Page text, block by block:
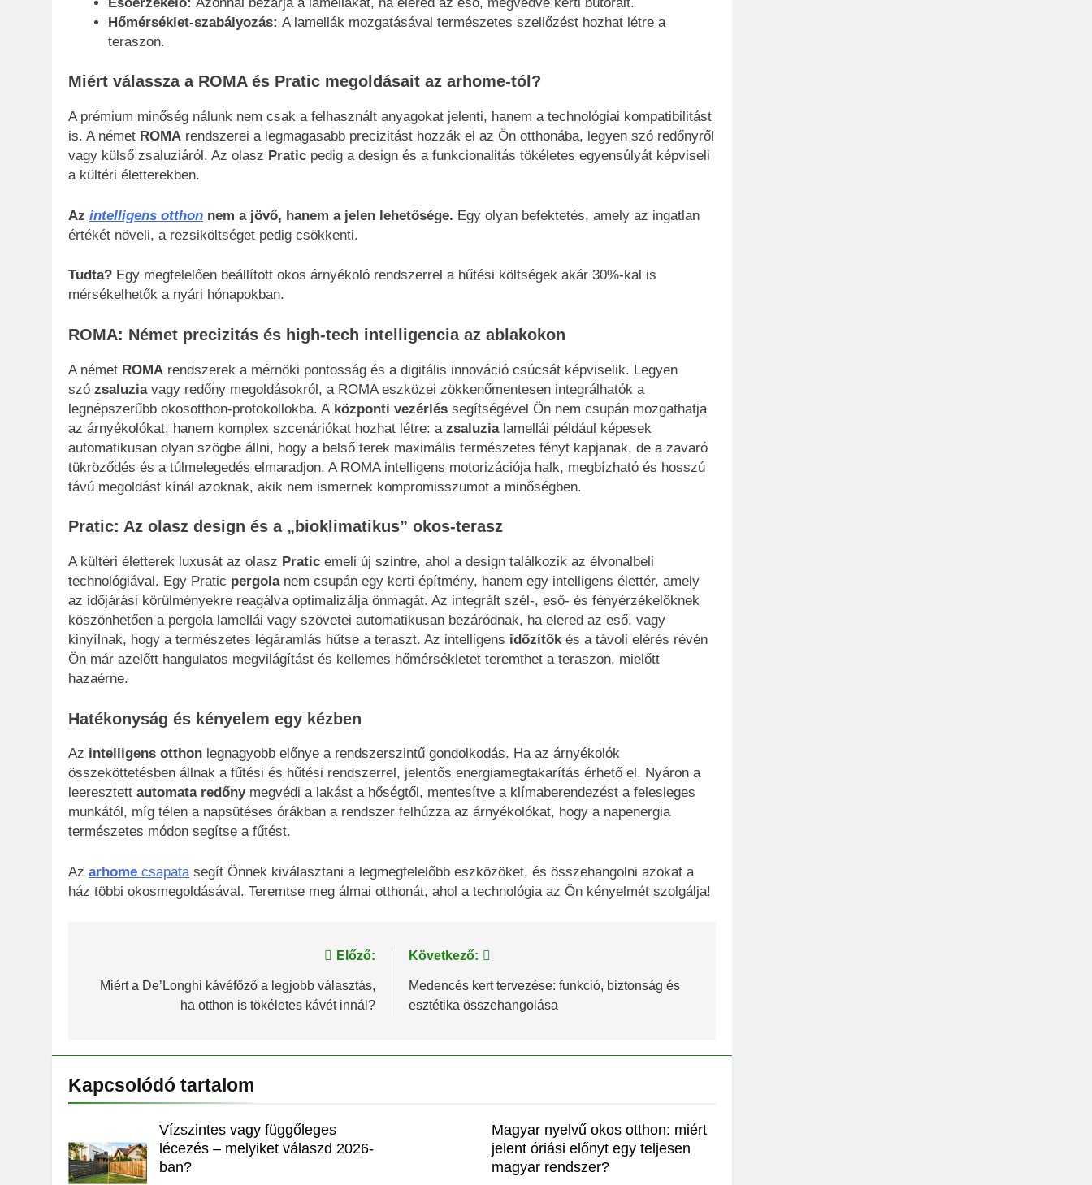
Hőmérséklet-szabályozás: A lamellák mozgatásával természetes szellőzést hozhat létre a
teraszon.
Miért válassza a ROMA és Pratic megoldásait az arhome-tól?
A prémium minőség nálunk nem csak a felhasznált anyagokat jelenti, hanem a technológiai kompatibilitást
is. A német ROMA rendszerei a legmagasabb precizitást hozzák el az Ön otthonába, legyen szó redőnyről
vagy külső zsaluziáról. Az olasz Pratic pedig a design és a funkcionalitás tökéletes egyensúlyát képviseli
a kültéri életterekben.
Az intelligens otthon nem a jövő, hanem a jelen lehetősége. Egy olyan befektetés, amely az ingatlan
értékét növeli, a rezsiköltséget pedig csökkenti.
Tudta? Egy megfelelően beállított okos árnyékoló rendszerrel a hűtési költségek akár 30%-kal is
mérsékelhetők a nyári hónapokban.
ROMA: Német precizitás és high-tech intelligencia az ablakokon
A német ROMA rendszerek a mérnöki pontosság és a digitális innováció csúcsát képviselik. Legyen
szó zsaluziavagy redőny megoldásokról, a ROMA eszközei zökkenőmentesen integrálhatók a
legnépszerűbb okosotthon-protokollokba. A központi vezérlés segítségével Ön nem csupán mozgathatja
az árnyékolókat, hanem komplex szcenáriókat hozhat létre: a zsaluzialamellái például képesek
automatikusan olyan szögbe állni, hogy a belső terek maximális természetes fényt kapjanak, de a zavaró
tükröződés és a túlmelegedés elmaradjon. A ROMA intelligens motorizációja halk, megbízható és hosszú
távú megoldást kínál azoknak, akik nem ismernek kompromisszumot a minőségben.
Pratic: Az olasz design és a „bioklimatikus” okos-terasz
A kültéri életterek luxusát az olasz Pratic emeli új szintre, ahol a design találkozik az élvonalbeli
technológiával. Egy Pratic pergolanem csupán egy kerti építmény, hanem egy intelligens élettér, amely
az időjárási körülményekre reagálva optimalizálja önmagát. Az integrált szél-, eső- és fényérzékelőknek
köszönhetően a pergola lamellái vagy szövetei automatikusan bezáródnak, ha elered az eső, vagy
kinyílnak, hogy a természetes légáramlás hűtse a teraszt. Az intelligens időzítőkés a távoli elérés révén
Ön már azelőtt hangulatos megvilágítást és kellemes hőmérsékletet teremthet a teraszon, mielőtt
hazaérne.
Hatékonyság és kényelem egy kézben
Az intelligens otthon legnagyobb előnye a rendszerszintű gondolkodás. Ha az árnyékolók
összeköttetésben állnak a fűtési és hűtési rendszerrel, jelentős energiamegtakarítás érhető el. Nyáron a
leeresztett automata redőnymegvédi a lakást a hőségtől, mentesítve a klímaberendezést a felesleges
munkától, míg télen a napsütéses órákban a rendszer felhúzza az árnyékolókat, hogy a napenergia
természetes módon segítse a fűtést.
Az arhome csapatasegít Önnek kiválasztani a legmegfelelőbb eszközöket, és összehangolni azokat a
ház többi okosmegoldásával. Teremtse meg álmai otthonát, ahol a technológia az Ön kényelmét szolgálja!
navigáció
Előző:
Miért a De’Longhi kávéfőző a legjobb választás,
ha otthon is tökéletes kávét innál?
Következő:
Medencés kert tervezése: funkció, biztonság és
esztétika összehangolása
Kapcsolódó tartalom
Vízszintes vagy függőleges
lécezés – melyiket válaszd 2026-
ban?
Magyar nyelvű okos otthon: miért
jelent óriási előnyt egy teljesen
magyar rendszer?